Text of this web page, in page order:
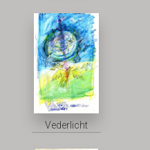
Vederlicht